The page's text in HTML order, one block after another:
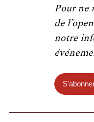
Pour ne
de
notre